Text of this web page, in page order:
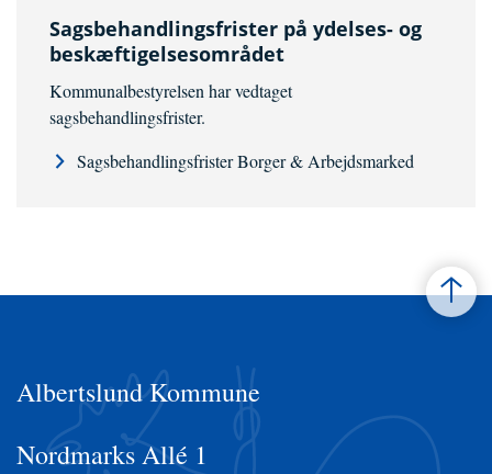
Sagsbehandlingsfrister på ydelses- og
beskæftigelsesområdet
Kommunalbestyrelsen har vedtaget
sagsbehandlingsfrister.
Sagsbehandlingsfrister Borger & Arbejdsmarked
Albertslund Kommune
Nordmarks Allé 1